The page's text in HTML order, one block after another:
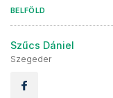
BELFÖLD
Szűcs Dániel
Szegeder